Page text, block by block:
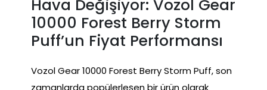
Hava Değişiyor: Vozol Gear
10000 Forest Berry Storm
Puff’un Fiyat Performansı
Vozol Gear 10000 Forest Berry Storm Puff, son
zamanlarda popülerleşen bir ürün olarak